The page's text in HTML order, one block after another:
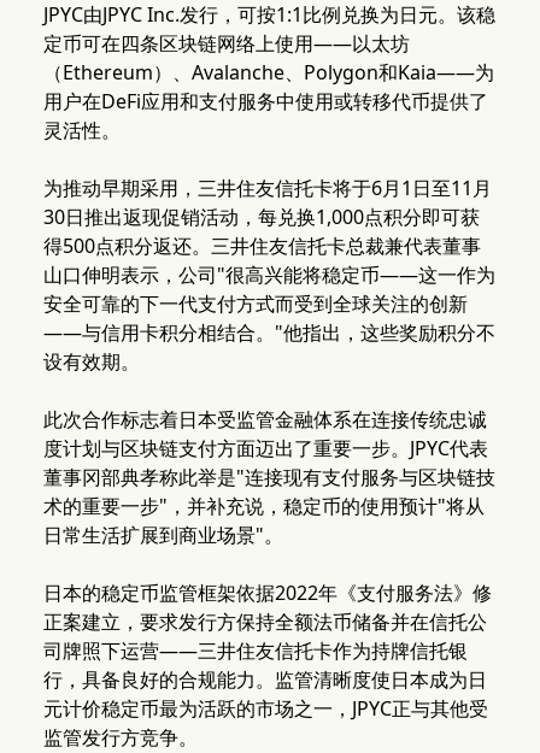
JPYC由JPYC Inc.发行，可按1:1比例兑换为日元。该稳
定币可在四条区块链网络上使用——以太坊
（Ethereum）、Avalanche、Polygon和Kaia——为
用户在DeFi应用和支付服务中使用或转移代币提供了
灵活性。
为推动早期采用，三井住友信托卡将于6月1日至11月
30日推出返现促销活动，每兑换1,000点积分即可获
得500点积分返还。三井住友信托卡总裁兼代表董事
山口伸明表示，公司"很高兴能将稳定币——这一作为
安全可靠的下一代支付方式而受到全球关注的创新
——与信用卡积分相结合。"他指出，这些奖励积分不
设有效期。
此次合作标志着日本受监管金融体系在连接传统忠诚
度计划与区块链支付方面迈出了重要一步。JPYC代表
董事冈部典孝称此举是"连接现有支付服务与区块链技
术的重要一步"，并补充说，稳定币的使用预计"将从
日常生活扩展到商业场景"。
日本的稳定币监管框架依据2022年《支付服务法》修
正案建立，要求发行方保持全额法币储备并在信托公
司牌照下运营——三井住友信托卡作为持牌信托银
行，具备良好的合规能力。监管清晰度使日本成为日
元计价稳定币最为活跃的市场之一，JPYC正与其他受
监管发行方竞争。